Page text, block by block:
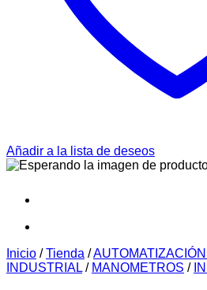
Añadir a la lista de deseos
Inicio / Tienda /
INDUSTRIAL / MANOMETROS /